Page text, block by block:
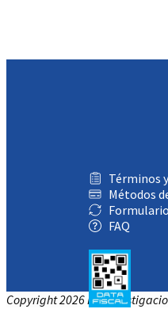
Términos
Métodos
FAQ
Copyright 2026 IES